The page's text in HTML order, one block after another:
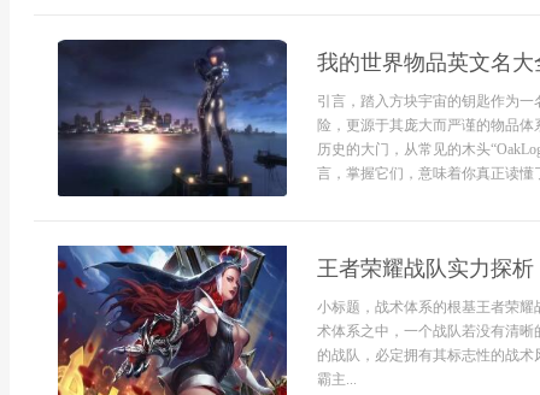
我的世界物品英文名
引言，踏入方块宇宙的钥匙作为
险，更源于其庞大而严谨的物品
历史的大门，从常见的木头
言，掌握它们，意味着你真正读
王者荣耀战队实力探
小标题，战术体系的根基王者荣
术体系之中，一个战队若没有清
的战队，必定拥有其标志性的战
霸主...